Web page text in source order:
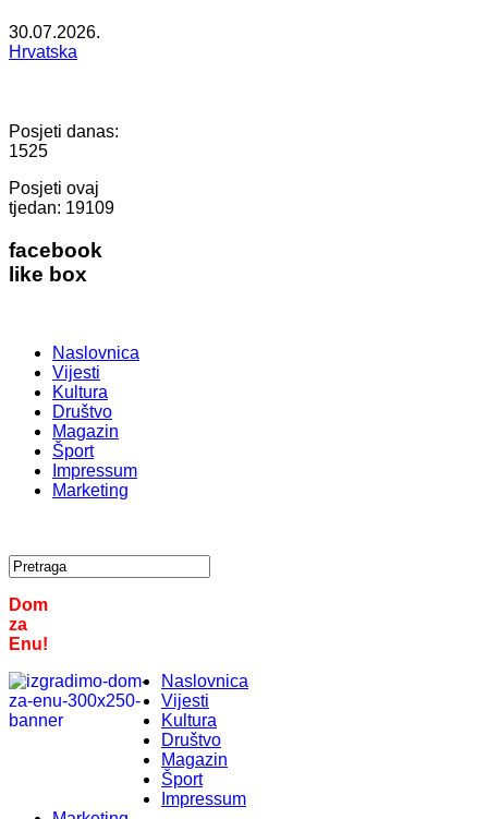
30.07.2026.
Hrvatska
Posjeti danas:
1525
Posjeti ovaj
tjedan: 19109
facebook
like box
Naslovnica
Vijesti
Kultura
Društvo
Magazin
Šport
Impressum
Marketing
Dom
za
Enu!
Naslovnica
Vijesti
Kultura
Društvo
Magazin
Šport
Impressum